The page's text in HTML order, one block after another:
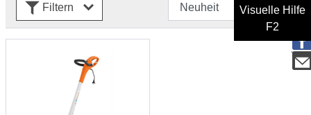
Visuelle Hilfe
F2
Filtern